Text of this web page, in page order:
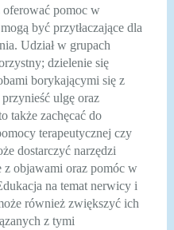
pomoc w
być przytłaczające dla
Udział w grupach
dzielenie się
borykającymi się z
ulgę oraz
także zachęcać do
terapeutycznej czy
dostarczyć narzędzi
z objawami oraz pomóc w
na temat nerwicy i
również zwiększyć ich
z tymi